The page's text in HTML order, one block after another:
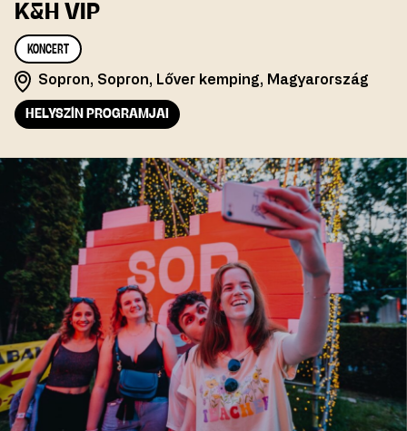
K&H VIP
KONCERT
Sopron, Sopron, Lőver kemping, Magyarország
HELYSZÍN PROGRAMJAI